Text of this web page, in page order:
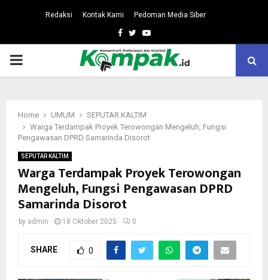
Redaksi Kontak Kami Pedoman Media Siber
Facebook
TwitterYoutube
PRIMARY
Home UMUM
SEPUTAR KALTIM
Warga Terdampak Proyek Terowongan Mengeluh, Fungsi
Pengawasan DPRD Samarinda Disorot
SEPUTAR KALTIM
Warga Terdampak Proyek Terowongan
Mengeluh, Fungsi Pengawasan DPRD
Samarinda Disorot
by admin 18 Oktober 2025 0
SHARE 0